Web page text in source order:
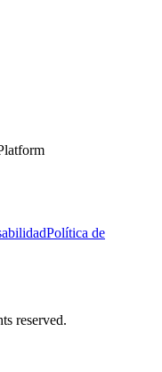
Política de
reserved.